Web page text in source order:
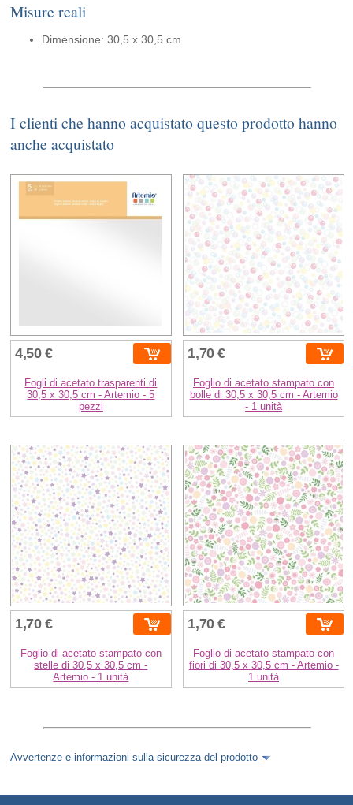
Misure reali
Dimensione: 30,5 x 30,5 cm
I clienti che hanno acquistato questo prodotto hanno
anche acquistato
4,50 €
Fogli di acetato trasparenti di
30,5 x 30,5 cm - Artemio - 5
pezzi
1,70 €
Foglio di acetato stampato con
bolle di 30,5 x 30,5 cm - Artemio
- 1 unità
1,70 €
Foglio di acetato stampato con
stelle di 30,5 x 30,5 cm -
Artemio - 1 unità
1,70 €
Foglio di acetato stampato con
fiori di 30,5 x 30,5 cm - Artemio -
1 unità
Avvertenze e informazioni sulla sicurezza del prodotto